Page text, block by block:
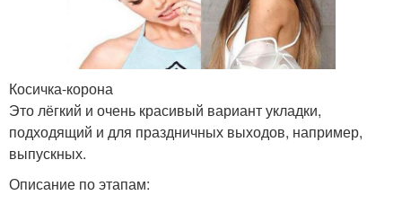
Косичка-корона
Это лёгкий и очень красивый вариант укладки,
подходящий и для праздничных выходов, например,
выпускных.
Описание по этапам: